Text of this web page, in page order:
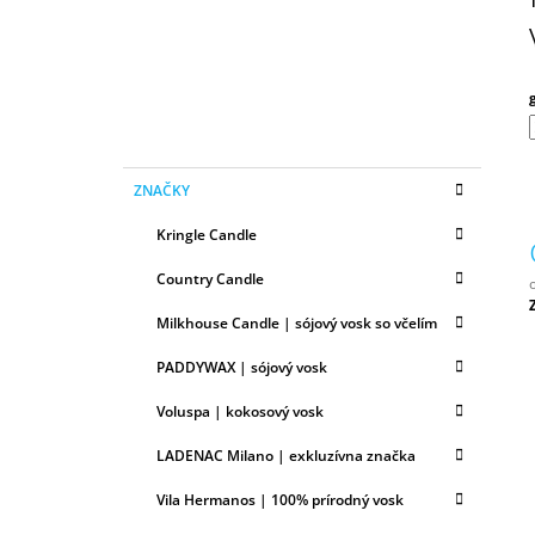
kategórie
K
AZNAČKY
Kringle Candle
Country Candle
Milkhouse Candle | sójový vosk so včelím
PADDYWAX | sójový vosk
Voluspa | kokosový vosk
LADENAC Milano | exkluzívna značka
Vila Hermanos | 100% prírodný vosk